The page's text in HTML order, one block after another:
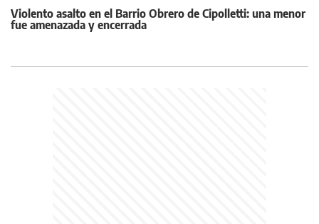
Violento asalto en el Barrio Obrero de Cipolletti: una menor
fue amenazada y encerrada